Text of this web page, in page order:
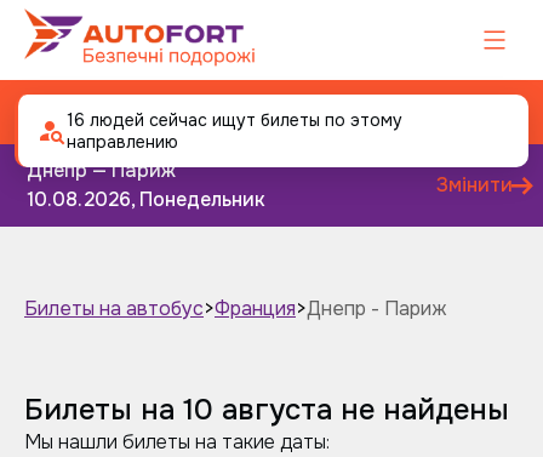
Автобус Днепр - Париж
Днепр — Париж
10.08.2026, Понедельник
Змінити
Билеты на автобус>Франция>Днепр - Париж
Билеты на 10 августа не найдены
Мы нашли билеты на такие даты:
16 людей сейчас ищут билеты по этому
направлению